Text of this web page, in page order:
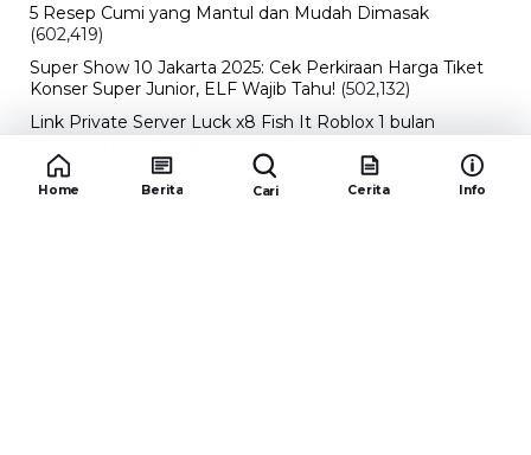
5 Resep Cumi yang Mantul dan Mudah Dimasak
(602,419)
Super Show 10 Jakarta 2025: Cek Perkiraan Harga Tiket
Konser Super Junior, ELF Wajib Tahu! (502,132)
Link Private Server Luck x8 Fish It Roblox 1 bulan
Drop Rate yang Melejit
(424,810)
10 Film Indonesia Tayang November 2024, Ada Film
Home Berita Cari Cerita Info